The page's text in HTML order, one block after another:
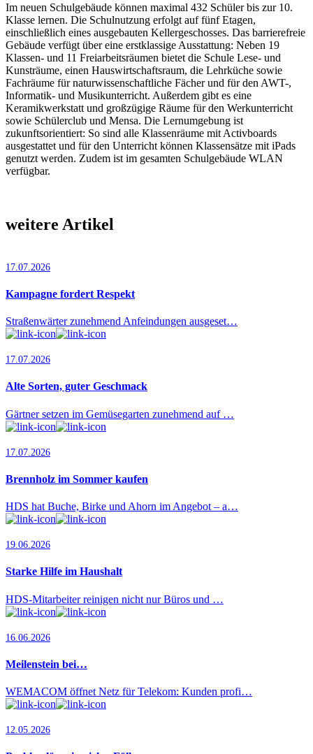
Im neuen Schulgebäude können maximal 432 Schüler bis zur 10.
Klasse lernen. Die Schulnutzung erfolgt auf fünf Etagen,
einschließlich eines ausgebauten Kellergeschosses. Das barrierefreie
Gebäude verfügt über eine erstklassige Ausstattung: Neben 19
Klassen- und 11 Freiarbeitsräumen bietet die Schule Lese- und
Kunsträume, einen Hauswirtschaftsraum, die Lehrküche sowie
Fachräume für naturwissenschaftliche Fächer und für den AWT-,
Informatik- und Musikunterricht. Außerdem gibt es eine
Keramikwerkstatt und großzügige Räume für den Werkunterricht
sowie Schülerclub und Mensa. Die Lernumgebung ist
zukunftsorientiert: So sind alle Klassenräume mit Activboards
ausgestattet und für den Unterricht können Klassensätze mit iPads
genutzt werden. Zudem ist im gesamten Schulgebäude WLAN
verfügbar.
weitere Artikel
17.07.2026
Kampagne fordert Respekt
Straßenwärter zunehmend Anfeindungen ausgeset…
17.07.2026
Alte Sorten, guter Geschmack
Gärtner setzen im Gemüsegarten zunehmend auf …
17.07.2026
Brennholz im Sommer kaufen
HDS hat Buche, Birke und Ahorn im Angebot – a…
19.06.2026
Starke Hilfe im Haushalt
HDS-Mitarbeiter reinigen nicht nur Büros und …
16.06.2026
Meilenstein bei…
WEMACOM öffnet Netz für Telekom: Kunden profi…
12.05.2026